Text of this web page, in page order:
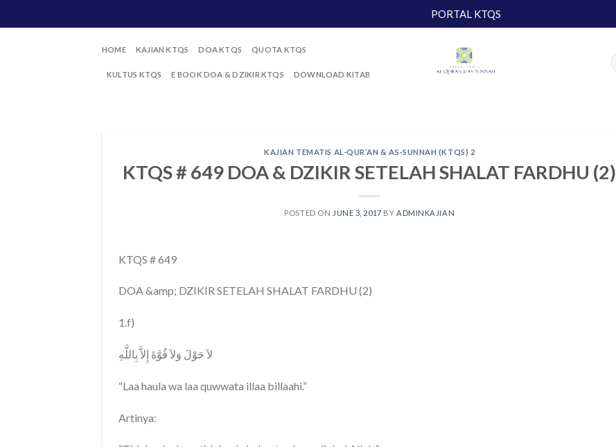
to
PORTAL KTQS
HOME KAJIAN KTQS DOA KTQS QUOTA KTQS
KULTUS KTQS E BOOK DOA & DZIKIR KTQS DOWNLOAD KITAB
KAJIAN TEMATIS AL-QUR’AN & AS-SUNNAH (KTQS) 2
KTQS # 649 DOA & DZIKIR SETELAH SHALAT FARDHU (2)
POSTED ON JUNE 3, 2017 BY ADMINKAJIAN
KTQS # 649
DOA &amp; DZIKIR SETELAH SHALAT FARDHU (2)
1.f)
لاَ حَوْلَ وَلاَ قُوَّةَ إِلاَّ بِاللَّهِ
“Laa haula wa laa quwwata illaa billaahi.”
Artinya: